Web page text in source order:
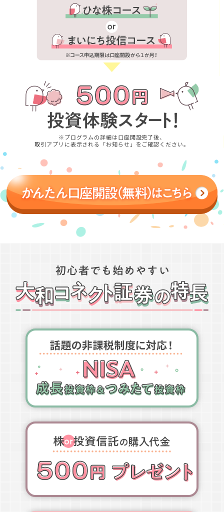
※プログラムの詳細は口座開設完了後、
取引アプリに表示される「お知らせ」をご確認ください。